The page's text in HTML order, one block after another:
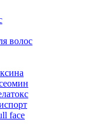
волос
face